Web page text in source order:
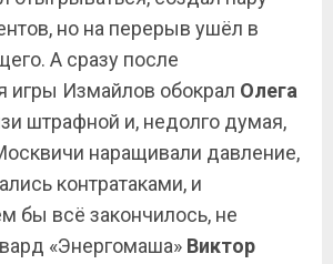
но на перерыв ушёл в
А сразу после
игры Измайлов обокрал Олега
штрафной и, недолго думая,
наращивали давление,
контратаками, и
бы всё закончилось, не
«Энергомаша» Виктор